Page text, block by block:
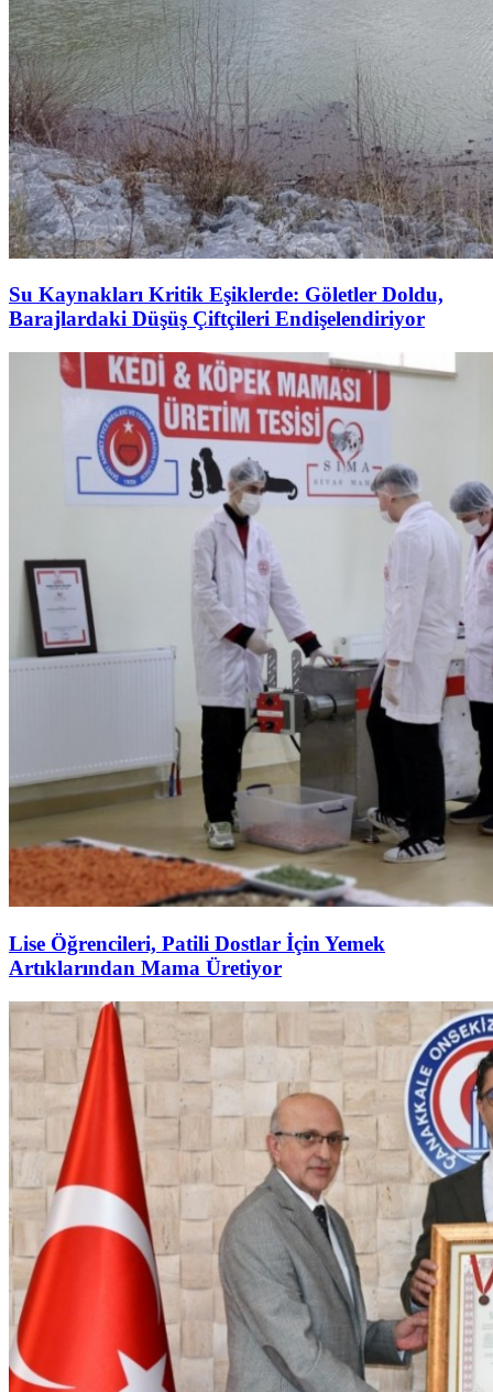
Su Kaynakları Kritik Eşiklerde: Göletler Doldu,
Barajlardaki Düşüş Çiftçileri Endişelendiriyor
Lise Öğrencileri, Patili Dostlar İçin Yemek
Artıklarından Mama Üretiyor